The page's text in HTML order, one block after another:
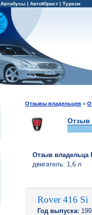
Автобусы | АвтоЮрист | Туризм
Отзывы владельцев »
Отзыв
Отзыв владельца
двигатель: 1,6 л
Rover 416 Si
Год выпуска: